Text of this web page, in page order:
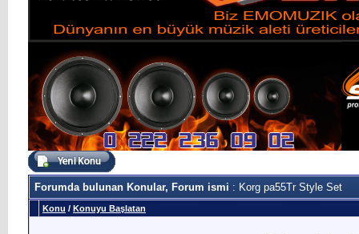
Forumda bulunan Konular, Forum ismi : Korg pa55Tr Style Set
Konu / Konuyu Başlatan